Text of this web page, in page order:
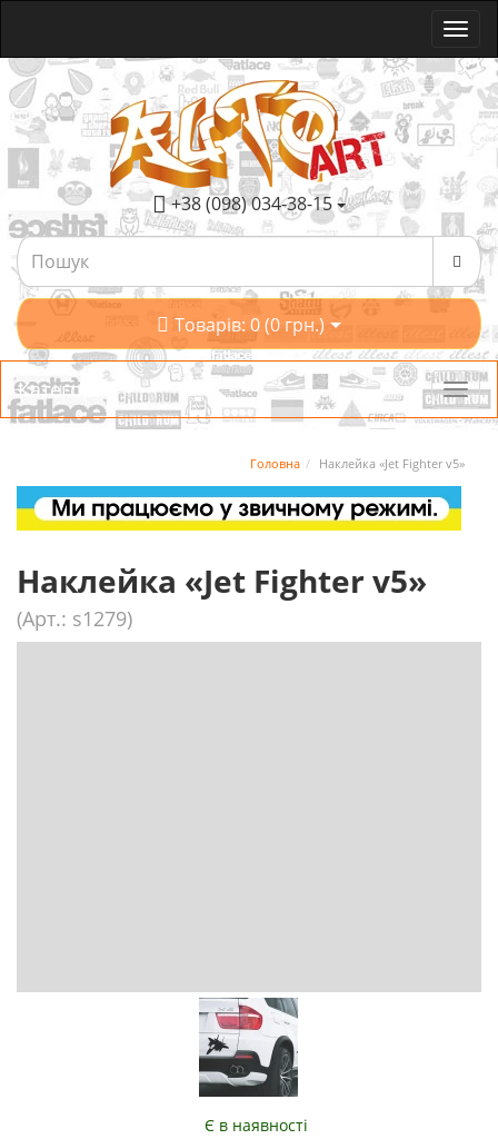
+38 (098) 034-38-15
Товарів: 0 (0 грн.)
Категорії
Головна Наклейка «Jet Fighter v5»
Наклейка «Jet Fighter v5»
(Арт.: s1279)
Є в наявності